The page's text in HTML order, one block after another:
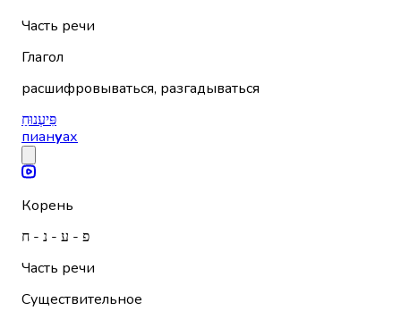
Часть речи
Глагол
расшифровываться, разгадываться
פִּיעְנוּחַ
пиануах
Корень
פ - ע - נ - ח
Часть речи
Существительное